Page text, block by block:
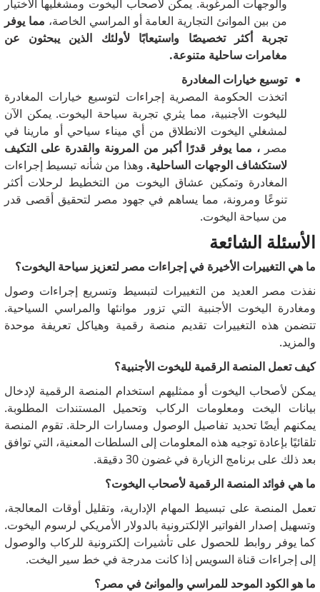
والوجهات المرغوبة. يمكن لأصحاب اليخوت ومشغليها الاختيار
من بين الموانئ التجارية العامة أو المراسي الخاصة، مما يوفر
تجربة أكثر تخصيصًا واستيعابًا لأولئك الذين يبحثون عن
مغامرات ساحلية متنوعة.
توسيع خيارات المغادرة
اتخذت الحكومة المصرية إجراءات لتوسيع خيارات المغادرة
لليخوت الأجنبية، مما يثري تجربة سياحة اليخوت. يمكن الآن
لمشغلي اليخوت الانطلاق من أي ميناء سياحي أو مارينا في
مصر ، مما يوفر قدرًا أكبر من المرونة والقدرة على التكيف
لاستكشاف الوجهات الساحلية. وهذا من شأنه تبسيط إجراءات
المغادرة وتمكين عشاق اليخوت من التخطيط لرحلات أكثر
تنوعًا ومرونة، مما يساهم في جهود مصر لتحقيق أقصى قدر
من سياحة اليخوت.
الأسئلة الشائعة
ما هي التغييرات الأخيرة في إجراءات مصر لتعزيز سياحة اليخوت؟
نفذت مصر العديد من التغييرات لتبسيط وتسريع إجراءات وصول
ومغادرة اليخوت الأجنبية التي تزور موانئها والمراسي السياحية.
تتضمن هذه التغييرات تقديم منصة رقمية وهياكل تعريفة موحدة
والمزيد.
كيف تعمل المنصة الرقمية لليخوت الأجنبية؟
يمكن لأصحاب اليخوت أو ممثليهم استخدام المنصة الرقمية لإدخال
بيانات اليخت ومعلومات الركاب وتحميل المستندات المطلوبة.
يمكنهم أيضًا تحديد تفاصيل الوصول ومسارات الرحلة.تقوم المنصة
تلقائيًا بإعادة توجيه هذه المعلومات إلى السلطات المعنية، التي توافق
بعد ذلك على برنامج الزيارة في غضون 30 دقيقة.
ما هي فوائد المنصة الرقمية لأصحاب اليخوت؟
تعمل المنصة على تبسيط المهام الإدارية، وتقليل أوقات المعالجة،
وتسهيل إصدار الفواتير الإلكترونية بالدولار الأمريكي لرسوم اليخوت.
كما يوفر روابط للحصول على تأشيرات إلكترونية للركاب والوصول
إلى إجراءات قناة السويس إذا كانت مدرجة في خط سير اليخت.
ما هو الكود الموحد للمراسي والموانئ في مصر؟